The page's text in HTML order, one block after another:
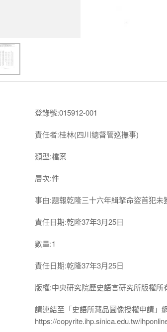
登錄號:015912-001
責任者:桂林(四川總督管巡撫事)
類型:檔案
層次:件
事由:題報乾隆三十六年緝拏命盜首犯未
責任日期:乾隆37年3月25日
數量:1
責任日期:乾隆37年3月25日
版權:中央研究院歷史語言研究所版權所
請連結至「史語所藏品圖像授權申請」
https://copyrite.ihp.sinica.edu.tw/